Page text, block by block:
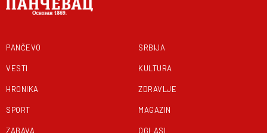
PANČEVO
VESTI
HRONIKA
SPORT
ZABAVA
SRBIJA
KULTURA
ZDRAVLJE
MAGAZIN
OGLASI